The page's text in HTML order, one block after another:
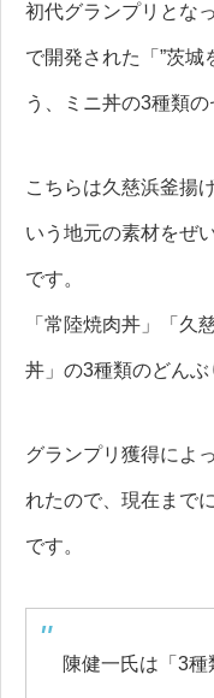
初代グランプリとな
で開発された「”茨城
う、ミニ丼の3種類の
こちらは久慈浜釜揚
いう地元の素材をぜ
です。
「常陸焼肉丼」「久
丼」の3種類のどんぶ
グランプリ獲得によ
れたので、現在まで
です。
陳健一氏は「3